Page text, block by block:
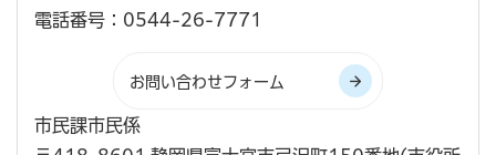
電話番号：0544-26-7771
市民課市民係